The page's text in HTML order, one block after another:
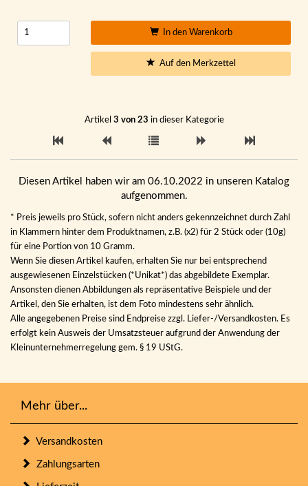
In den Warenkorb
Auf den Merkzettel
Artikel 3 von 23 in dieser Kategorie
Diesen Artikel haben wir am 06.10.2022 in unseren Katalog
aufgenommen.
* Preis jeweils pro Stück, sofern nicht anders gekennzeichnet durch Zahl
in Klammern hinter dem Produktnamen, z.B. (x2) für 2 Stück oder (10g)
für eine Portion von 10 Gramm.
Wenn Sie diesen Artikel kaufen, erhalten Sie nur bei entsprechend
ausgewiesenen Einzelstücken (*Unikat*) das abgebildete Exemplar.
Ansonsten dienen Abbildungen als repräsentative Beispiele und der
Artikel, den Sie erhalten, ist dem Foto mindestens sehr ähnlich.
Alle angegebenen Preise sind Endpreise zzgl. Liefer-/Versandkosten. Es
erfolgt kein Ausweis der Umsatzsteuer aufgrund der Anwendung der
Kleinunternehmerregelung gem. § 19 UStG.
Mehr über...
Versandkosten
Zahlungsarten